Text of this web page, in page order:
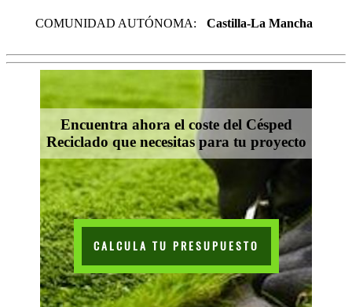
COMUNIDAD AUTÓNOMA: Castilla-La Mancha
Encuentra ahora el coste del Césped
Reciclado que necesitas para tu proyecto
CALCULA TU PRESUPUESTO